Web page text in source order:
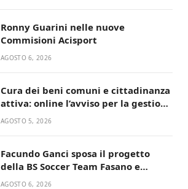
Ronny Guarini nelle nuove
Commisioni Acisport
AGOSTO 6, 2026
Cura dei beni comuni e cittadinanza
attiva: online l’avviso per la gestione
condivisa della Villetta di Laureto
AGOSTO 5, 2026
Facundo Ganci sposa il progetto
della BS Soccer Team Fasano e
ritorna in campo
AGOSTO 6, 2026